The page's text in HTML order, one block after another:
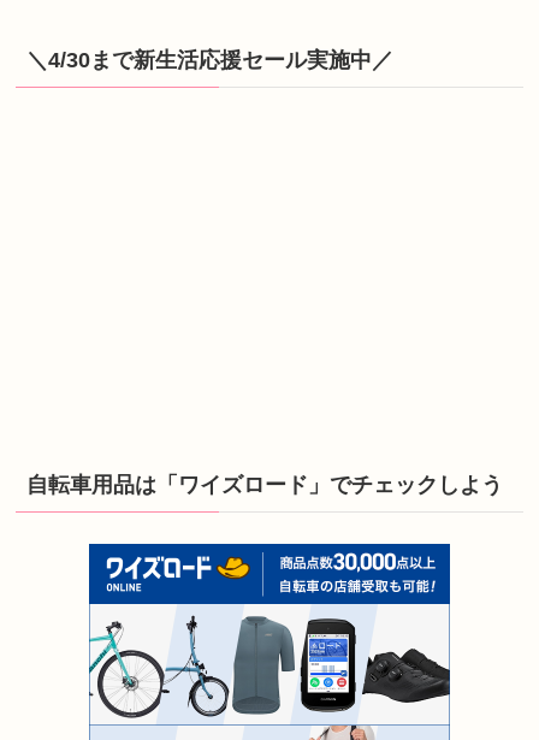
＼4/30まで新生活応援セール実施中／
自転車用品は「ワイズロード」でチェックしよう